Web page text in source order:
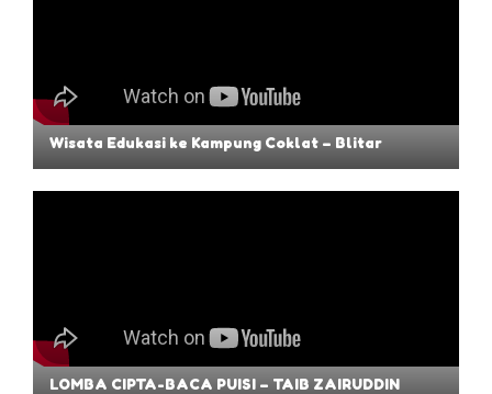
Wisata Edukasi ke Kampung Coklat – Blitar
LOMBA CIPTA-BACA PUISI – TAIB ZAIRUDDIN